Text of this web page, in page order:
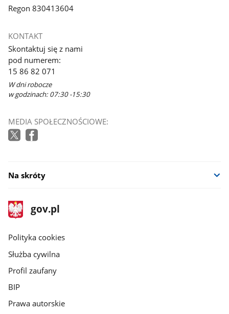
Regon 830413604
KONTAKT
Skontaktuj się z nami
pod numerem:
15 86 82 071
W dni robocze
w godzinach: 07:30 -15:30
MEDIA SPOŁECZNOŚCIOWE:
Na skróty
stopka
gov.pl
Strona
gov.pl
gov.pl
Polityka cookies
Służba cywilna
Profil zaufany
BIP
Prawa autorskie